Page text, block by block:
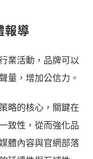
報導
業活動，品牌可以
量，增加公信力。
略的核心，關鍵在
致性，從而強化品
體內容與官網部落